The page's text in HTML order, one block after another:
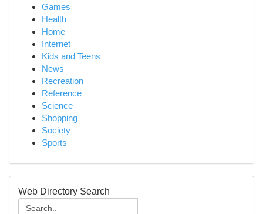
Games
Health
Home
Internet
Kids and Teens
News
Recreation
Reference
Science
Shopping
Society
Sports
Web Directory Search